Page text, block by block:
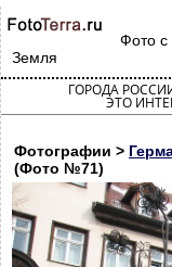
Фото с
Земля
ГОРОДА
ЭТО
Фотографии >
(Фото №71)